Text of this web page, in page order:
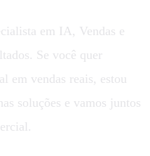
em IA, Vendas e
Se você quer
em vendas reais, estou
soluções e vamos juntos